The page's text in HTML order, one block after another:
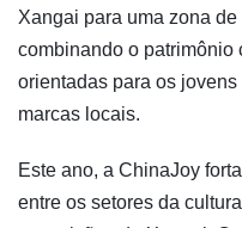
Xangai para uma zona
combinando o patrimônio
orientadas para os
marcas locais.
Este ano, a ChinaJoy
entre os setores da